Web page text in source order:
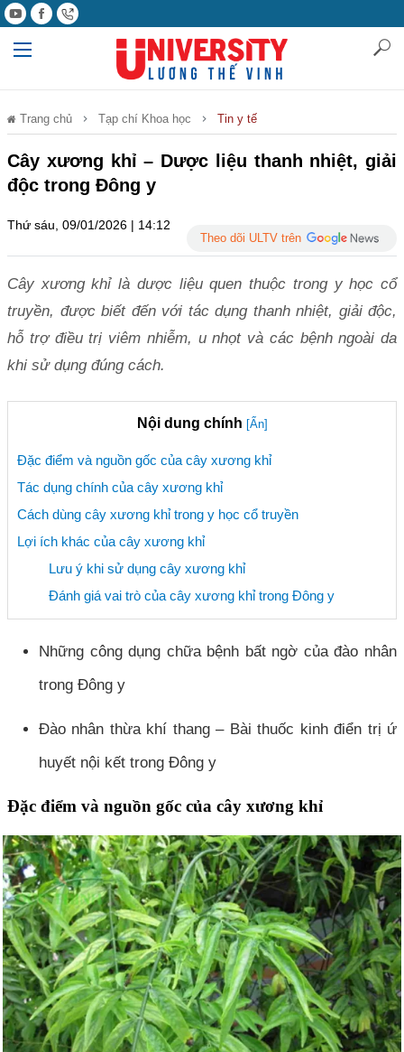
Trang chủ Tạp chí Khoa học Tin y tế
Cây xương khỉ – Dược liệu thanh nhiệt, giải
độc trong Đông y
Thứ sáu, 09/01/2026 | 14:12
Theo dõi ULTV trên
Cây xương khỉ là dược liệu quen thuộc trong y học cổ
truyền, được biết đến với tác dụng thanh nhiệt, giải độc,
hỗ trợ điều trị viêm nhiễm, u nhọt và các bệnh ngoài da
khi sử dụng đúng cách.
Nội dung chính [Ẩn]
Đặc điểm và nguồn gốc của cây xương khỉ
Tác dụng chính của cây xương khỉ
Cách dùng cây xương khỉ trong y học cổ truyền
Lợi ích khác của cây xương khỉ
Lưu ý khi sử dụng cây xương khỉ
Đánh giá vai trò của cây xương khỉ trong Đông y
Những công dụng chữa bệnh bất ngờ của đào nhân
trong Đông y
Đào nhân thừa khí thang – Bài thuốc kinh điển trị ứ
huyết nội kết trong Đông y
Đặc điểm và nguồn gốc của cây xương khỉ